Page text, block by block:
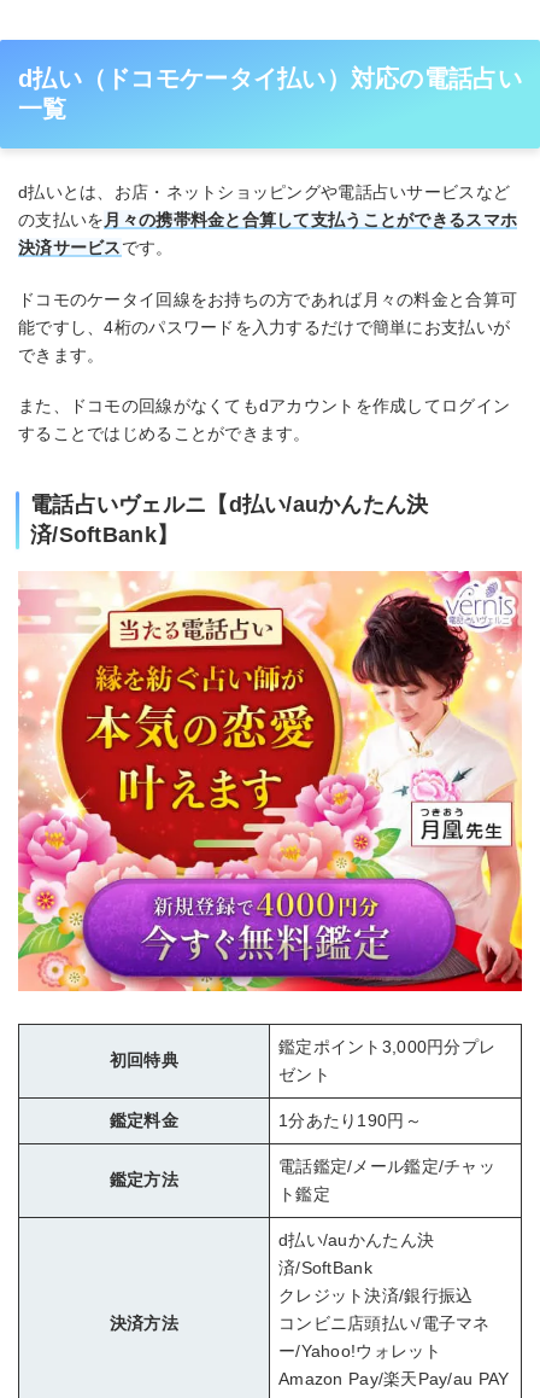
d払い（ドコモケータイ払い）対応の電話占い
一覧
d払いとは、お店・ネットショッピングや電話占いサービスなど
の支払いを 月々の携帯料金と合算して支払うことができるスマホ
決済サービスです。
ドコモのケータイ回線をお持ちの方であれば月々の料金と合算可
能ですし、4桁のパスワードを入力するだけで簡単にお支払いが
できます。
また、ドコモの回線がなくてもdアカウントを作成してログイン
することではじめることができます。
電話占いヴェルニ【d払い/auかんたん決
済/SoftBank】
初回特典
鑑定ポイント3,000円分プレ
ゼント
鑑定料金 1分あたり190円～
鑑定方法
電話鑑定/メール鑑定/チャッ
ト鑑定
決済方法
d払い/auかんたん決
済/SoftBank
クレジット決済/銀行振込
コンビニ店頭払い/電子マネ
ー/Yahoo!ウォレット
Amazon Pay/楽天Pay/au PAY